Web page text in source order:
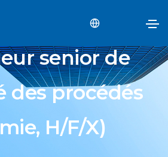
senior de
des procédés
H/F/X)